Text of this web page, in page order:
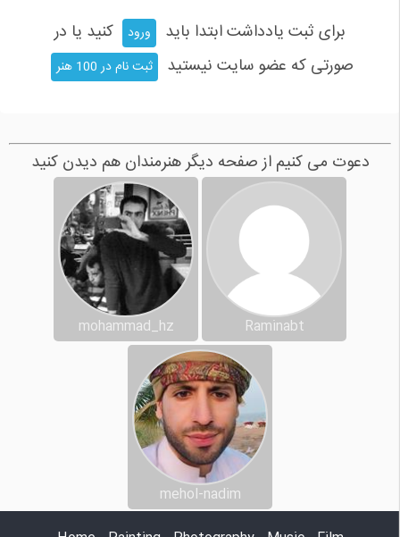
برای ثبت یادداشت ابتدا باید ورود
کنید یا در
صورتی که عضو سایت نیستید
ثبت نام در 100 هنر
دعوت می کنیم از صفحه دیگر هنرمندان هم دیدن کنید
Raminabt
mohammad_hz
mehol-nadim